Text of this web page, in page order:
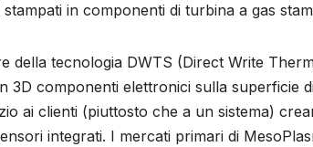
stampati in componenti di turbina a gas
della tecnologia DWTS (Direct Write
3D componenti elettronici sulla superficie
ai clienti (piuttosto che a un sistema)
integrati. I mercati primari di